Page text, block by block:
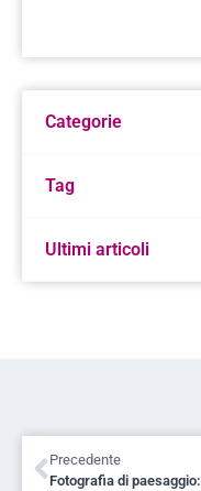
Categorie
Tag
Ultimi articoli
Precedente